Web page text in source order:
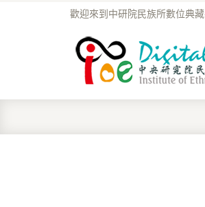
歡迎來到中研院民族所數位典